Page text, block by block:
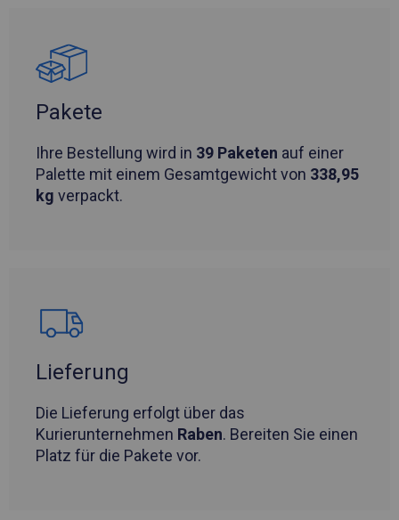
Pakete
Ihre Bestellung wird in 39 Paketen auf einer
Palette mit einem Gesamtgewicht von 338,95
kg verpackt.
Lieferung
Die Lieferung erfolgt über das
Kurierunternehmen Raben. Bereiten Sie einen
Platz für die Pakete vor.